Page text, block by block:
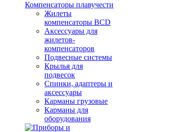
Компенсаторы плавучести
Жилеты
компенсаторы BCD
Аксессуары для
жилетов-
компенсаторов
Подвесные системы
Крылья для
подвесок
Спинки, адаптеры и
аксессуары
Карманы грузовые
Карманы для
оборудования